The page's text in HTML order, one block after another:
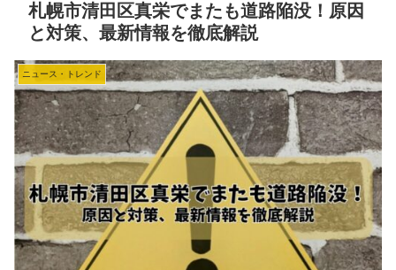
札幌市清田区真栄でまたも道路陥没！原因
と対策、最新情報を徹底解説
ニュース・トレンド